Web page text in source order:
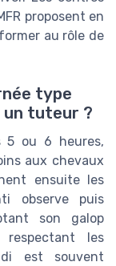
proposent en
au rôle de
type
un tuteur ?
5 ou 6 heures,
aux chevaux
ensuite les
observe puis
son galop
les
est souvent